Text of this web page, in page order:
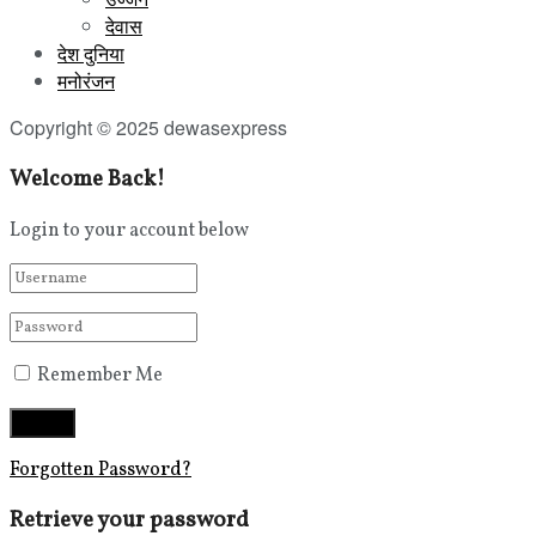
देवास
देश दुनिया
मनोरंजन
Copyright © 2025 dewasexpress
Welcome Back!
Login to your account below
Remember Me
Forgotten Password?
Retrieve your password